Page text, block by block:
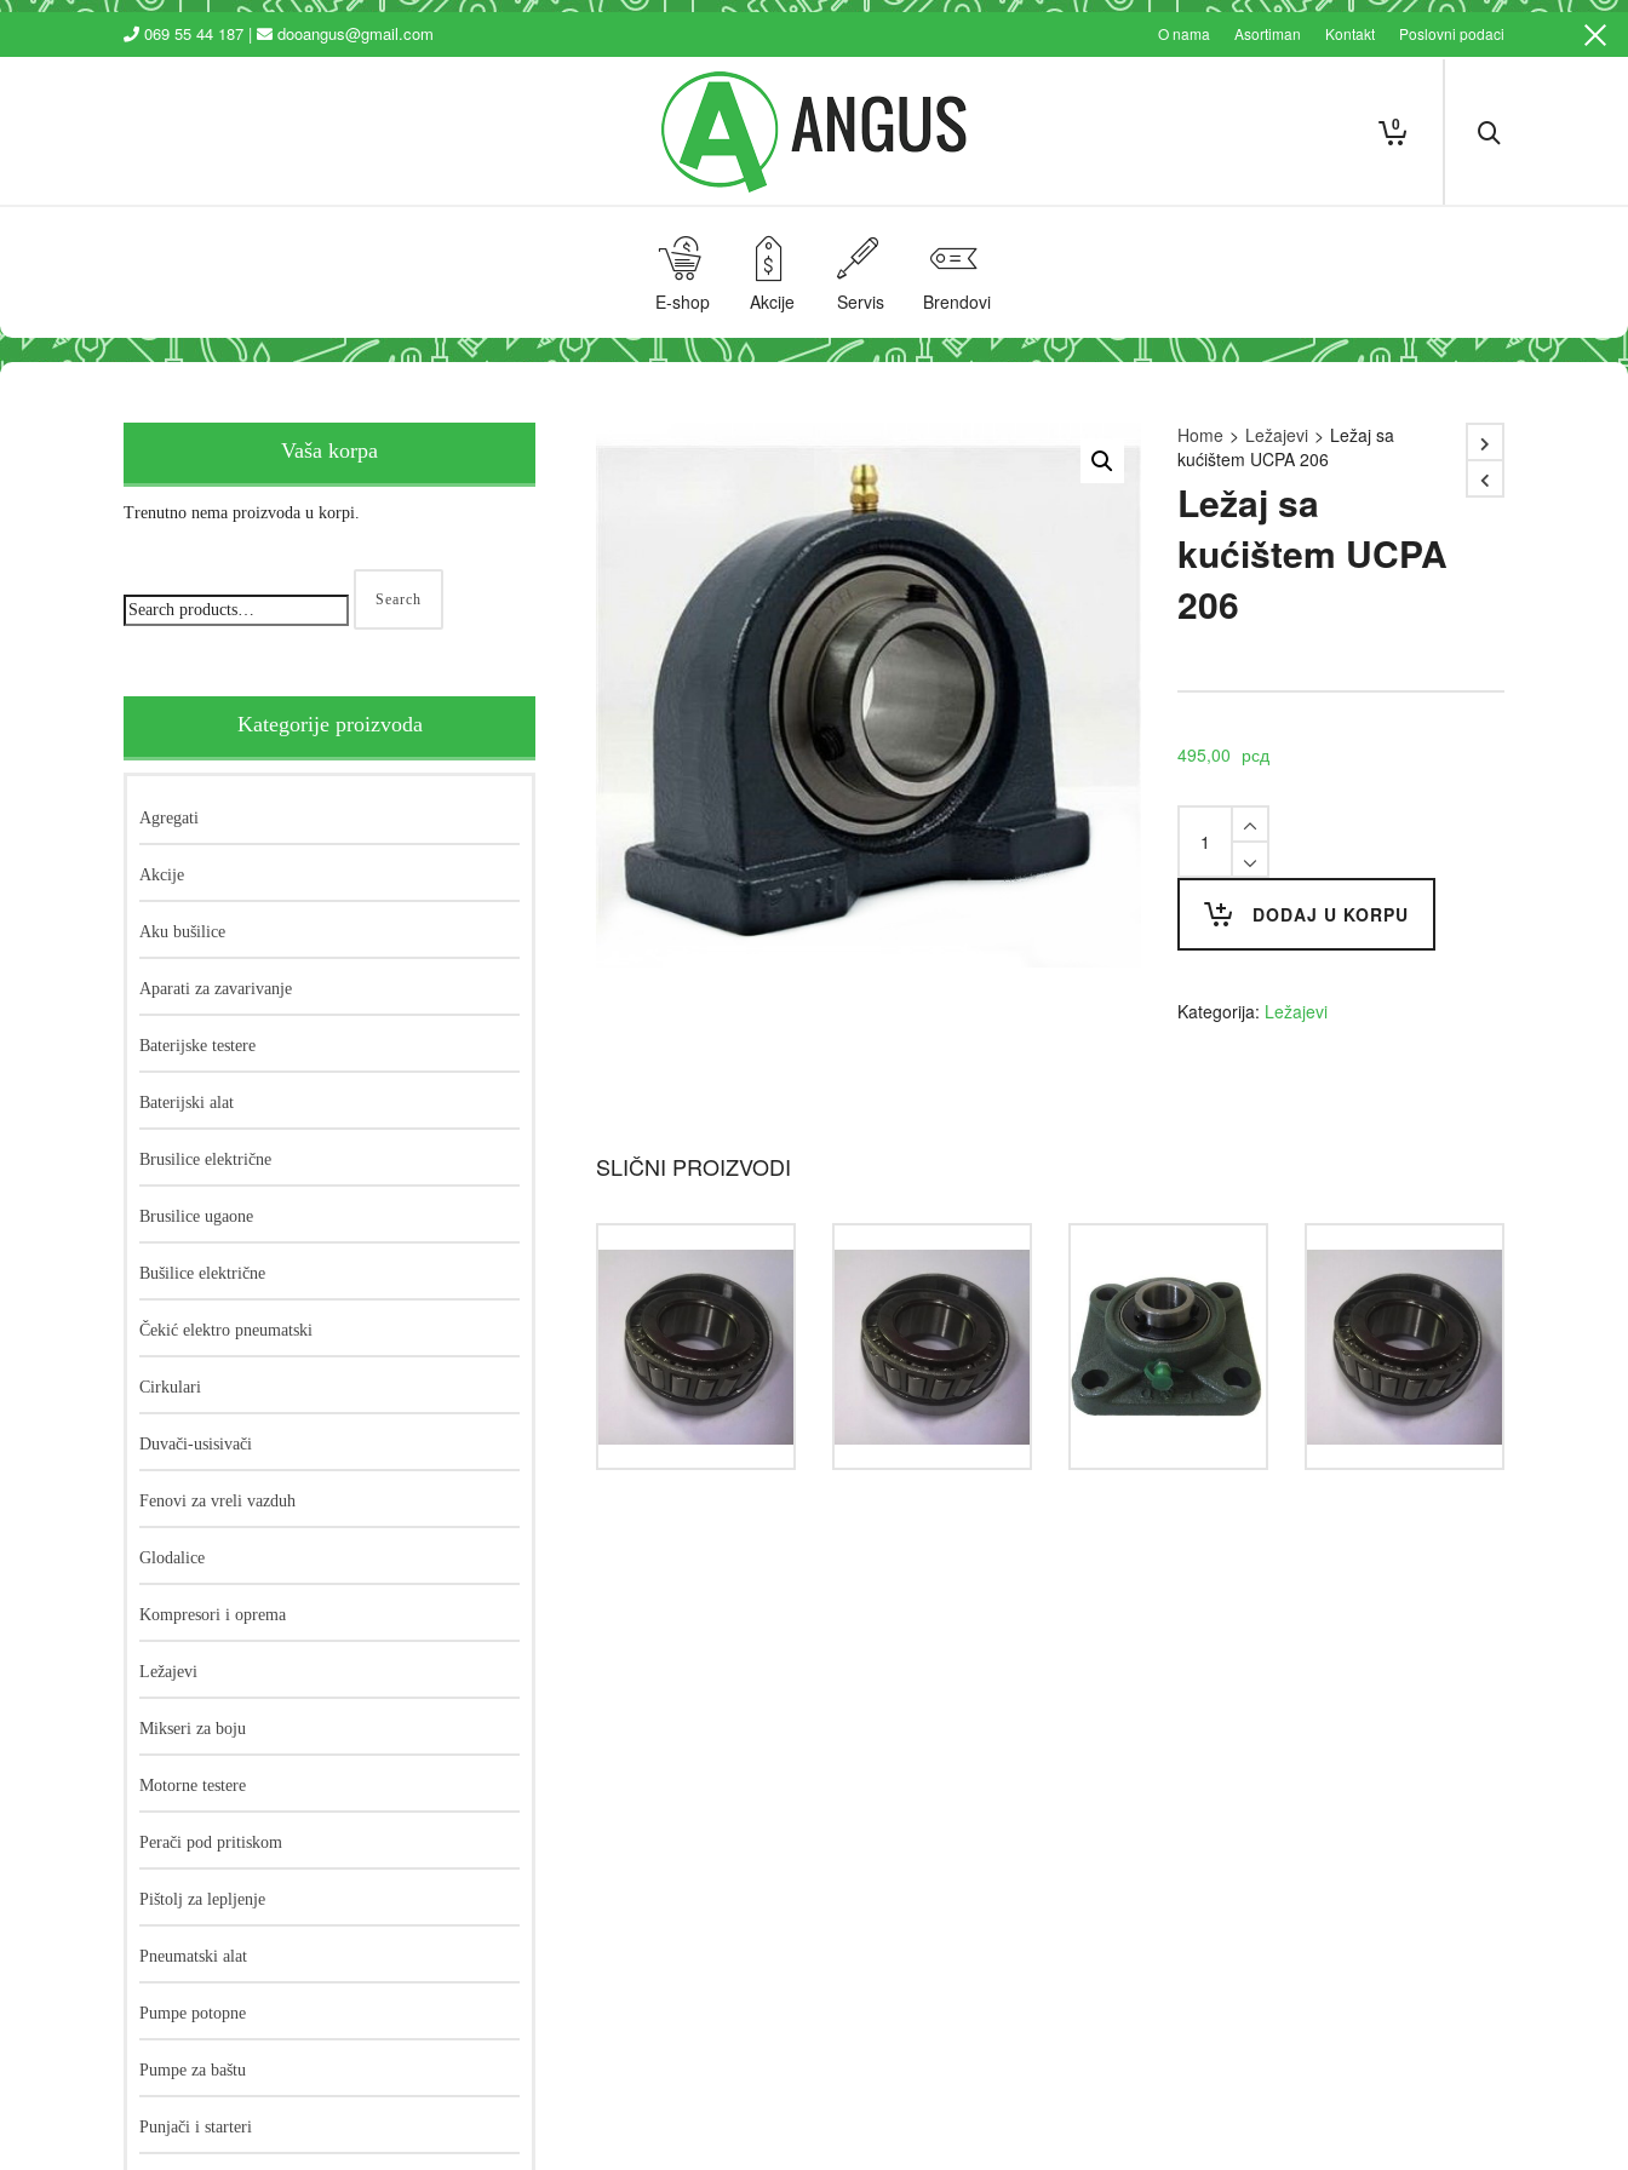
069 55 44 187 | dooangus@gmail.com O nama Asortiman Kontakt Poslovni podaci
0
E-shop Akcije Servis Brendovi
Home > Ležajevi > Ležaj sa
kućištem UCPA 206
Ležaj sa
kućištem UCPA
206
495,00 рсд
DODAJ U KORPU
Kategorija: Ležajevi
SLIČNI PROIZVODI
1.230,00
984,00 рсд
846,00 рсд
Vaša korpa
Trenutno nema proizvoda u korpi.
Search
Kategorije proizvoda
Agregati
Akcije
Aku bušilice
Aparati za zavarivanje
Baterijske testere
Baterijski alat
Brusilice električne
Brusilice ugaone
Bušilice električne
Čekić elektro pneumatski
Cirkulari
Duvači-usisivači
Fenovi za vreli vazduh
Glodalice
Kompresori i oprema
Ležajevi
Mikseri za boju
Motorne testere
Perači pod pritiskom
Pištolj za lepljenje
Pneumatski alat
Pumpe potopne
Pumpe za baštu
Punjači i starteri